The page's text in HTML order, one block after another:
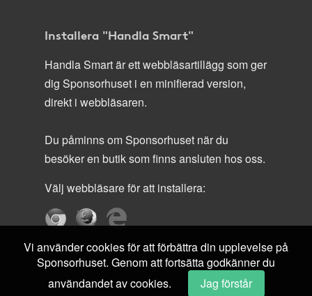
Installera "Handla Smart"
Handla Smart är ett webbläsartillägg som ger
dig Sponsorhuset i en minifierad version,
direkt i webbläsaren.
Du påminns om Sponsorhuset när du
besöker en butik som finns ansluten hos oss.
Välj webbläsare för att installera:
Vi använder cookies för att förbättra din upplevelse på
Sponsorhuset. Genom att fortsätta godkänner du
användandet av cookies.
Jag förstår